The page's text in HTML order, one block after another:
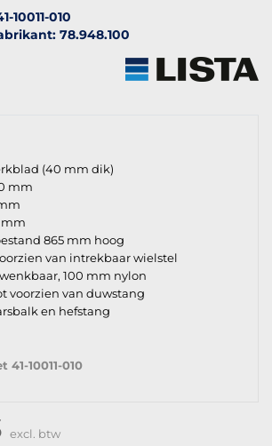
10011-010
78.948.100
(40 mm dik)
mm
mm
865 mm hoog
van intrekbaar wielstel
100 mm nylon
voorzien van duwstang
en hefstang
10011-010
excl. btw